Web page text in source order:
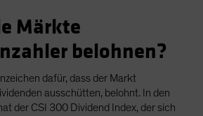
Märkte
belohnen?
dafür, dass der Markt
ausschütten, belohnt. In den
der CSI 300 Dividend Index, der sich